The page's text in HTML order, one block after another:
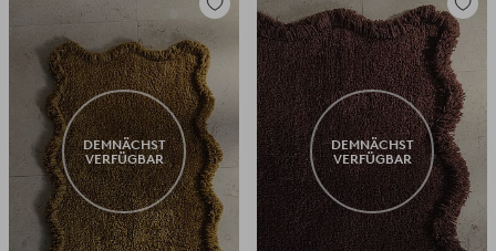
DEMNÄCHST
VERFÜGBAR
Zu
Favoriten
hinzufügen
DEMNÄCHST
VERFÜGBAR
Zu